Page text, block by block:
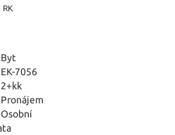
Byt
EK-7056
2+kk
Pronájem
Osobní